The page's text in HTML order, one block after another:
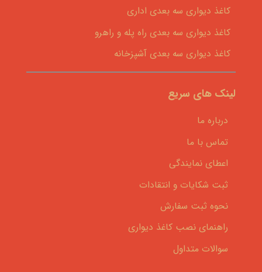
کاغذ دیواری سه بعدی اداری
کاغذ دیواری سه بعدی راه پله و راهرو
کاغذ دیواری سه بعدی آشپزخانه
لینک های سریع
درباره ما
تماس با ما
اعطای نمایندگی
ثبت شکایات و انتقادات
نحوه ثبت سفارش
راهنمای نصب کاغذ دیواری
سوالات متداول